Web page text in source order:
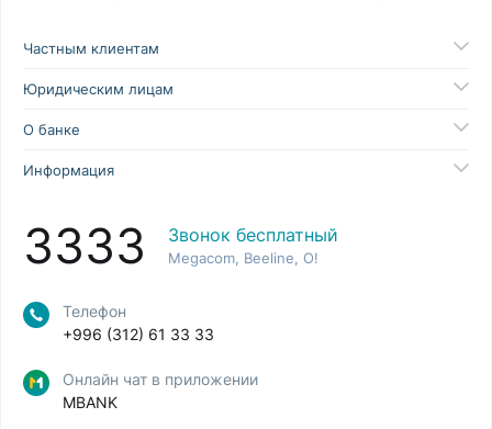
Частным клиентам
Юридическим лицам
О банке
Информация
3333 Звонок бесплатный
Megacom, Beeline, O!
Телефон
+996 (312) 61 33 33
Онлайн чат в приложении
MBANK